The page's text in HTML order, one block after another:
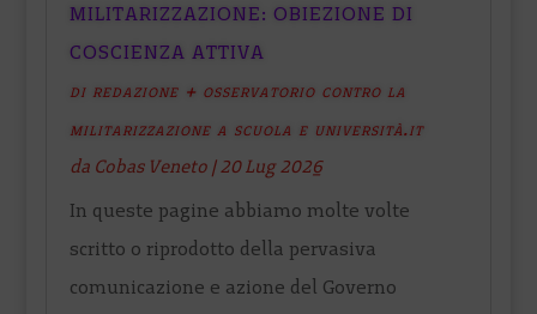
MILITARIZZAZIONE: OBIEZIONE DI
COSCIENZA ATTIVA
di redazione + osservatorio contro la
militarizzazione a scuola e università.it
da Cobas Veneto |20 Lug 2026
In queste pagine abbiamo molte volte
scritto o riprodotto della pervasiva
comunicazione e azione del Governo